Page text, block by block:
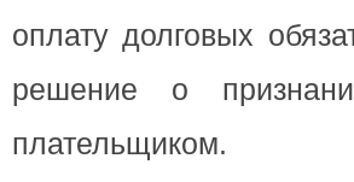
оплату долговых
решение о
плательщиком.